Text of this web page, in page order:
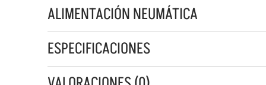
ALIMENTACIÓN NEUMÁTICA
ESPECIFICACIONES